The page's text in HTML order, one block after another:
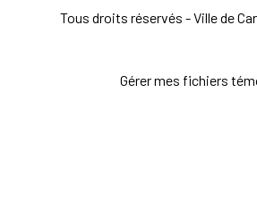
Tous droits réservés - Ville de
Gérer mes fichiers